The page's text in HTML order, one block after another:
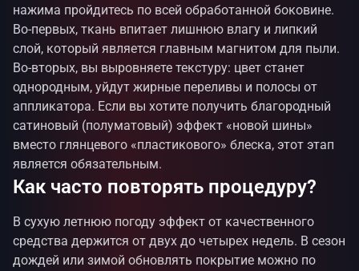
нажима пройдитесь по всей обработанной боковине.
Во-первых, ткань впитает лишнюю влагу и липкий
слой, который является главным магнитом для пыли.
Во-вторых, вы выровняете текстуру: цвет станет
однородным, уйдут жирные переливы и полосы от
аппликатора. Если вы хотите получить благородный
сатиновый (полуматовый) эффект «новой шины»
вместо глянцевого «пластикового» блеска, этот этап
является обязательным.
Как часто повторять процедуру?
В сухую летнюю погоду эффект от качественного
средства держится от двух до четырех недель. В сезон
дождей или зимой обновлять покрытие можно по